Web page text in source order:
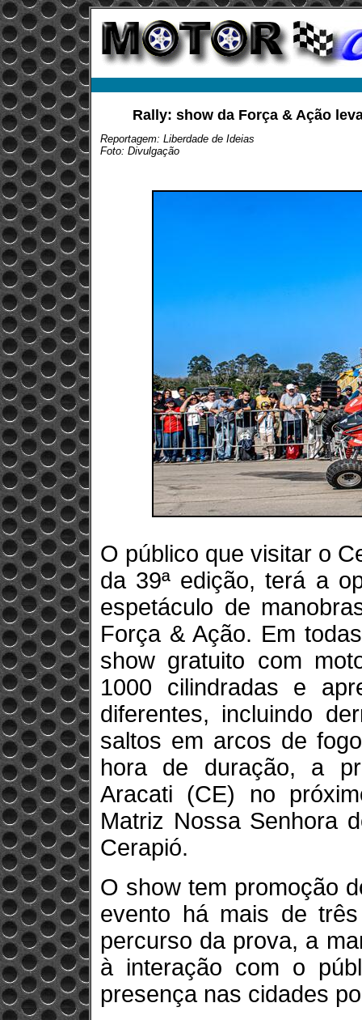
Rally: show da Força & Ação
Reportagem: Liberdade de Ideias
Foto: Divulgação
O público que visitar o
da 39ª edição, terá a
espetáculo de
Força & Ação. Em
show gratuito com
1000 cilindradas e
diferentes, incluindo
saltos em arcos de
hora de duração, a
Aracati (CE) no
Matriz Nossa Senhora
Cerapió.
O show tem promoção
evento há mais de
percurso da prova, a
à interação com o
presença nas cidades